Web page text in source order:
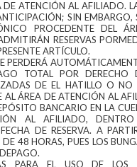
ATENCIÓN AL AFILIADO.
SIN EMBARGO,
PROCEDENTE DEL
RESERVAS
ARTÍCULO.
PERDERÁ
TOTAL POR DERECHO
DE EL HATILLO O NO
ÁREA DE ATENCIÓN AL
BANCARIO EN LA
AL AFILIADO,
DE RESERVA. A
DE 48 HORAS, PUES LOS
PARA EL USO DE LOS